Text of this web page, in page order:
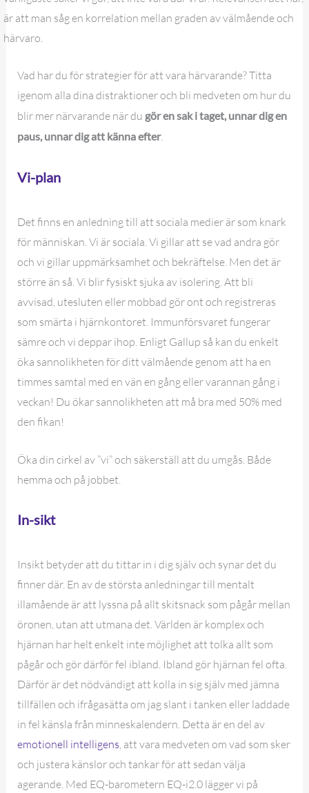
är att man såg en korrelation mellan graden av välmående och
härvaro.
Vad har du för strategier för att vara härvarande? Titta
igenom alla dina distraktioner och bli medveten om hur du
blir mer närvarande när du gör en sak i taget, unnar dig en
paus, unnar dig att känna efter.
Vi-plan
Det finns en anledning till att sociala medier är som knark
för människan. Vi är sociala. Vi gillar att se vad andra gör
och vi gillar uppmärksamhet och bekräftelse. Men det är
större än så. Vi blir fysiskt sjuka av isolering. Att bli
avvisad, utesluten eller mobbad gör ont och registreras
som smärta i hjärnkontoret. Immunförsvaret fungerar
sämre och vi deppar ihop. Enligt Gallup så kan du enkelt
öka sannolikheten för ditt välmående genom att ha en
timmes samtal med en vän en gång eller varannan gång i
veckan! Du ökar sannolikheten att må bra med 50% med
den fikan!
Öka din cirkel av ”vi” och säkerställ att du umgås. Både
hemma och på jobbet.
In-sikt
Insikt betyder att du tittar in i dig själv och synar det du
finner där. En av de största anledningar till mentalt
illamående är att lyssna på allt skitsnack som pågår mellan
öronen, utan att utmana det. Världen är komplex och
hjärnan har helt enkelt inte möjlighet att tolka allt som
pågår och gör därför fel ibland. Ibland gör hjärnan fel ofta.
Därför är det nödvändigt att kolla in sig själv med jämna
tillfällen och ifrågasätta om jag slant i tanken eller laddade
in fel känsla från minneskalendern. Detta är en del av
emotionell intelligens, att vara medveten om vad som sker
och justera känslor och tankar för att sedan välja
agerande. Med EQ-barometern EQ-i2.0 lägger vi på